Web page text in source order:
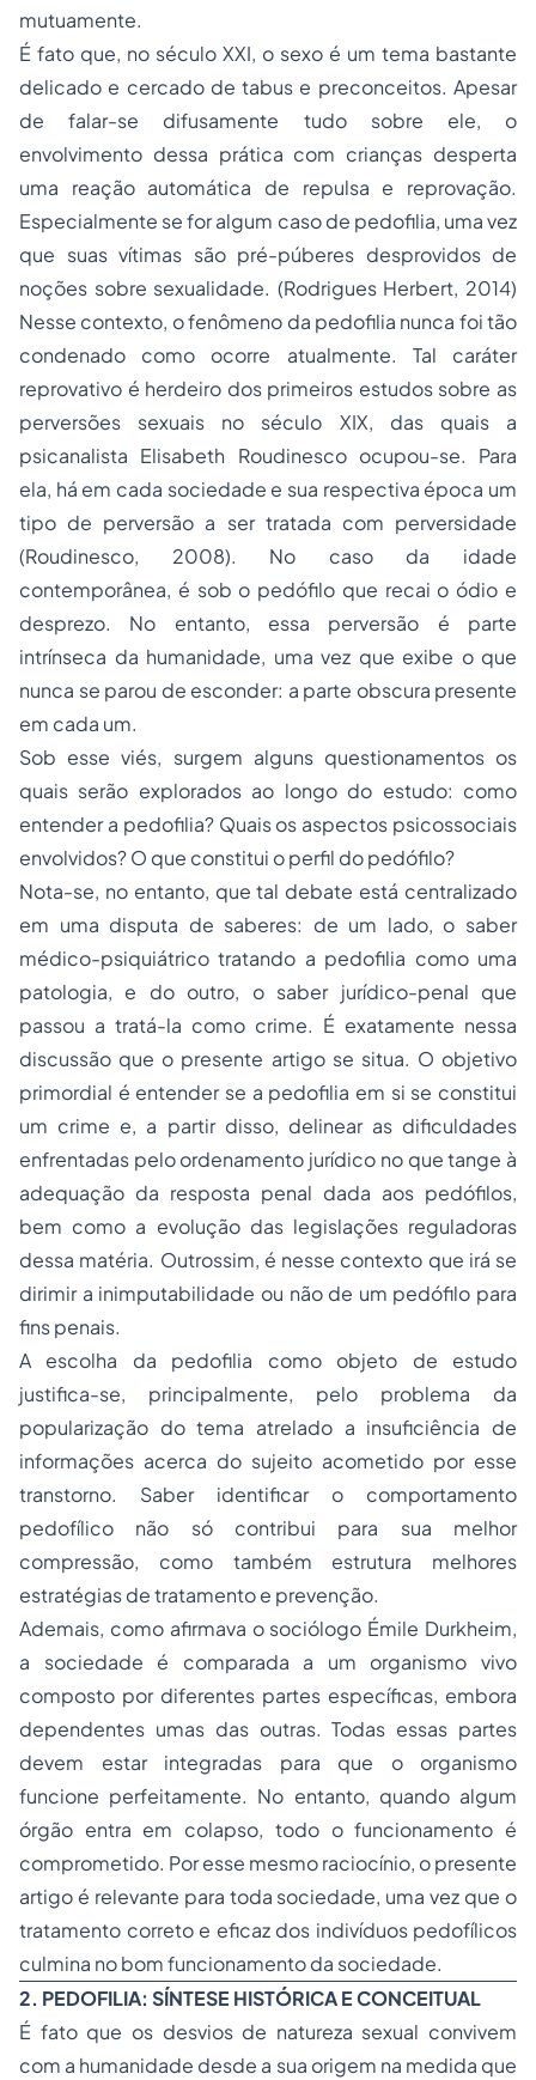
mutuamente.
É fato que, no século XXI, o sexo é um tema bastante
delicado e cercado de tabus e preconceitos. Apesar
de falar-se difusamente tudo sobre ele, o
envolvimento dessa prática com crianças desperta
uma reação automática de repulsa e reprovação.
Especialmente se for algum caso de pedofilia, uma vez
que suas vítimas são pré-púberes desprovidos de
noções sobre sexualidade. (Rodrigues Herbert, 2014)
Nesse contexto, o fenômeno da pedofilia nunca foi tão
condenado como ocorre atualmente. Tal caráter
reprovativo é herdeiro dos primeiros estudos sobre as
perversões sexuais no século XIX, das quais a
psicanalista Elisabeth Roudinesco ocupou-se. Para
ela, há em cada sociedade e sua respectiva época um
tipo de perversão a ser tratada com perversidade
(Roudinesco, 2008). No caso da idade
contemporânea, é sob o pedófilo que recai o ódio e
desprezo. No entanto, essa perversão é parte
intrínseca da humanidade, uma vez que exibe o que
nunca se parou de esconder: a parte obscura presente
em cada um.
Sob esse viés, surgem alguns questionamentos os
quais serão explorados ao longo do estudo: como
entender a pedofilia? Quais os aspectos psicossociais
envolvidos? O que constitui o perfil do pedófilo?
Nota-se, no entanto, que tal debate está centralizado
em uma disputa de saberes: de um lado, o saber
médico-psiquiátrico tratando a pedofilia como uma
patologia, e do outro, o saber jurídico-penal que
passou a tratá-la como crime. É exatamente nessa
discussão que o presente artigo se situa. O objetivo
primordial é entender se a pedofilia em si se constitui
um crime e, a partir disso, delinear as dificuldades
enfrentadas pelo ordenamento jurídico no que tange à
adequação da resposta penal dada aos pedófilos,
bem como a evolução das legislações reguladoras
dessa matéria. Outrossim, é nesse contexto que irá se
dirimir a inimputabilidade ou não de um pedófilo para
fins penais.
A escolha da pedofilia como objeto de estudo
justifica-se, principalmente, pelo problema da
popularização do tema atrelado a insuficiência de
informações acerca do sujeito acometido por esse
transtorno. Saber identificar o comportamento
pedofílico não só contribui para sua melhor
compressão, como também estrutura melhores
estratégias de tratamento e prevenção.
Ademais, como afirmava o sociólogo Émile Durkheim,
a sociedade é comparada a um organismo vivo
composto por diferentes partes específicas, embora
dependentes umas das outras. Todas essas partes
devem estar integradas para que o organismo
funcione perfeitamente. No entanto, quando algum
órgão entra em colapso, todo o funcionamento é
comprometido. Por esse mesmo raciocínio, o presente
artigo é relevante para toda sociedade, uma vez que o
tratamento correto e eficaz dos indivíduos pedofílicos
culmina no bom funcionamento da sociedade.
2. PEDOFILIA: SÍNTESE HISTÓRICA E CONCEITUAL
É fato que os desvios de natureza sexual convivem
com a humanidade desde a sua origem na medida que